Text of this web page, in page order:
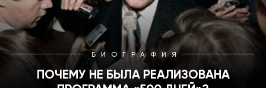
БИОГРАФИЯ
ПОЧЕМУ НЕ БЫЛА РЕАЛИЗОВАНА